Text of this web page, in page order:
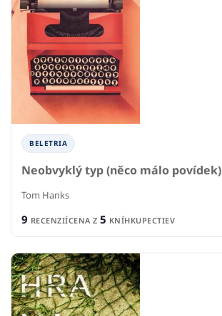
BELETRIA
Neobvyklý typ (něco málo povídek)
Tom Hanks
9 RECENZIÍCENA Z 5 KNÍHKUPECTIEV